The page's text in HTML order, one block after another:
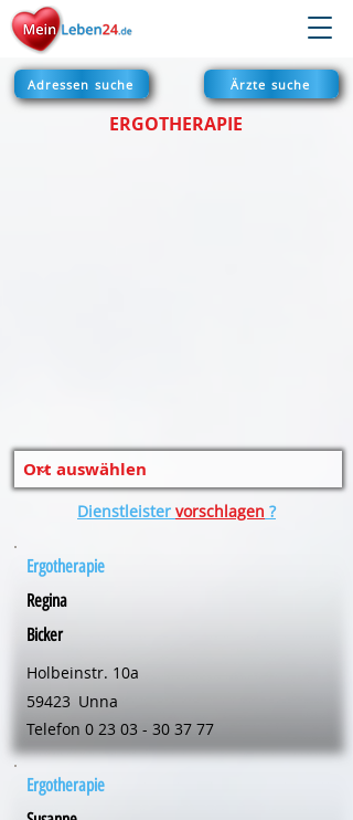
Adressen suche Ärzte suche
ERGOTHERAPIE
Dienstleister vorschlagen ?
Ergotherapie
Regina
Bicker
Holbeinstr. 10a
59423 Unna
Telefon 0 23 03 - 30 37 77
Ergotherapie